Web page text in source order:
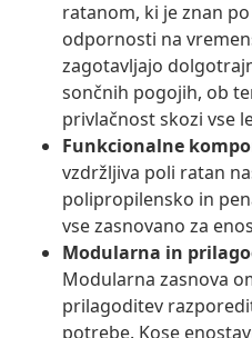
ratanom, ki je znan
odpornosti na
zagotavljajo
sončnih pogojih, ob
privlačnost skozi vse
Funkcionalne
vzdržljiva poli ratan
polipropilensko in
vse zasnovano za
Modularna in
Modularna zasnova
prilagoditev
potrebe. Kose